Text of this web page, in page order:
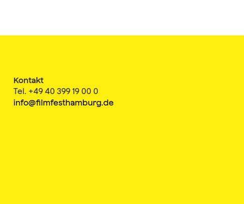
Kontakt
Tel. +49 40 399 19 00 0
info@filmfesthamburg.de